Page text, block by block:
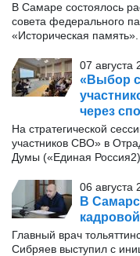
В Самаре состоялось
совета федерального
«Историческая память».
07 августа
«Выбор
через
На стратегической
участников СВО» в
Думы («Единая
06 августа
В
Главный врач
Сибряев выступил с